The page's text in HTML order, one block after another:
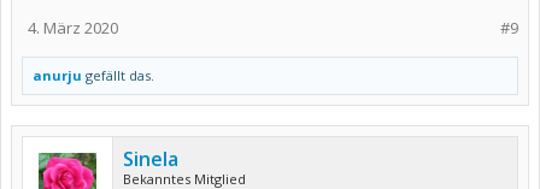
#9
4. März 2020
anurju gefällt das.
Sinela
Bekanntes Mitglied